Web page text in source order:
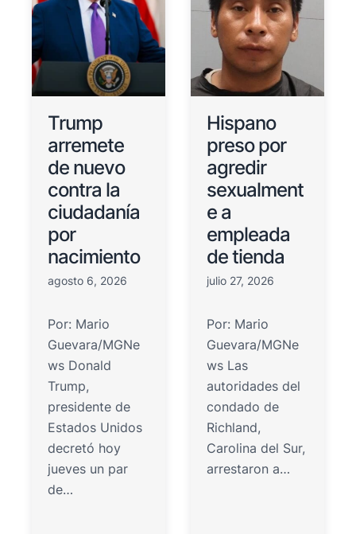
Trump
arremete
de nuevo
contra la
ciudadanía
por
nacimiento
agosto 6, 2026
Por: Mario
Guevara/MGNe
ws Donald
Trump,
presidente de
Estados Unidos
decretó hoy
jueves un par
de…
Hispano
preso por
agredir
sexualment
e a
empleada
de tienda
julio 27, 2026
Por: Mario
Guevara/MGNe
ws Las
autoridades del
condado de
Richland,
Carolina del Sur,
arrestaron a…